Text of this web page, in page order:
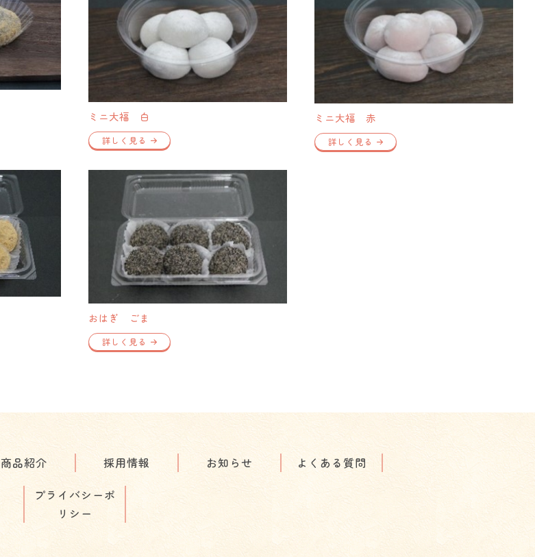
ミニ大福 白
詳しく見る
ミニ大福 赤
詳しく見る
おはぎ ごま
詳しく見る
商品紹介 採用情報 お知らせ
よくある質問
プライバシーポ
リシー